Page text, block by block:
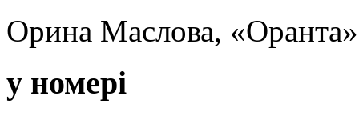
Орина Маслова, «Оранта»
у номері